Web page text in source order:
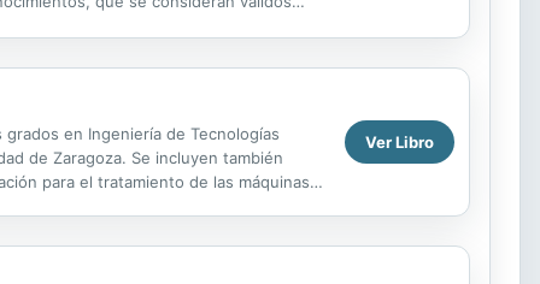
en Ingeniería de Tecnologías
de Zaragoza. Se incluyen también
para el tratamiento de las máquinas y
Ver Libro